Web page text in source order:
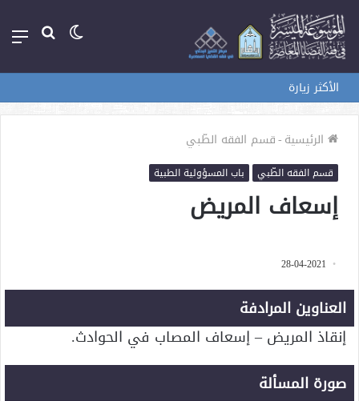
بحث الوضع
الأكثر زيارة
الرئيسية-قسم الفقه الطّبي
قسم الفقه الطّبي باب المسؤولية الطبية
إسعاف المريض
28-04-2021
العناوين المرادفة
إنقاذ المريض – إسعاف المصاب في الحوادث.
صورة المسألة